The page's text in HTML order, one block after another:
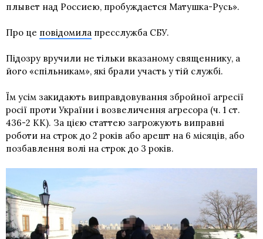
плывет над Россиею, пробуждается Матушка-Русь».
Про це повідомила пресслужба СБУ.
Підозру вручили не тільки вказаному священнику, а
його «спільникам», які брали участь у тій службі.
Їм усім закидають виправдовування збройної агресії
росії проти України і возвеличення агресора (ч. 1 ст.
436-2 КК). За цією статтею загрожують виправні
роботи на строк до 2 років або арешт на 6 місяців, або
позбавлення волі на строк до 3 років.